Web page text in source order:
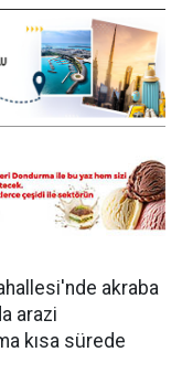
akraba
arazi
kısa sürede